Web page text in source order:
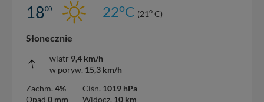
1800 22oC (21o C)
Słonecznie
wiatr 9,4 km/h
w poryw. 15,3 km/h
Zachm. 4%
Opad 0 mm
Ciśn. 1019 hPa
Widocz. 10 km